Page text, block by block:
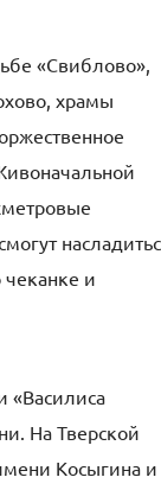
«Свиблово»,
храмы
и
«Василиса
На Тверской
Косыгина и